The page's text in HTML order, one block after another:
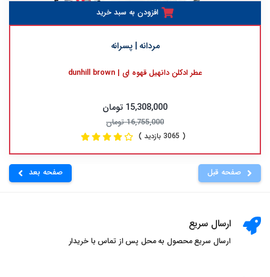
افزودن به سبد خرید
مردانه | پسرانه
عطر ادکلن دانهیل قهوه ای | dunhill brown
15,308,000 تومان
16,755,000 تومان
( 3065 بازدید )
صفحه قبل صفحه بعد
ارسال سریع
ارسال سریع محصول به محل پس از تماس با خریدار